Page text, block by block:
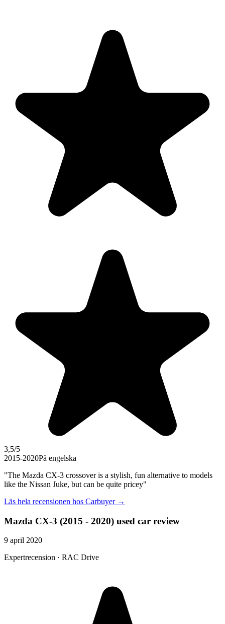
3,5/5
2015-2020På engelska
"The Mazda CX-3 crossover is a stylish, fun alternative to models
like the Nissan Juke, but can be quite pricey"
Läs hela recensionen hos Carbuyer→
Mazda CX-3 (2015 - 2020) used car review
9 april 2020
Expertrecension · RAC Drive